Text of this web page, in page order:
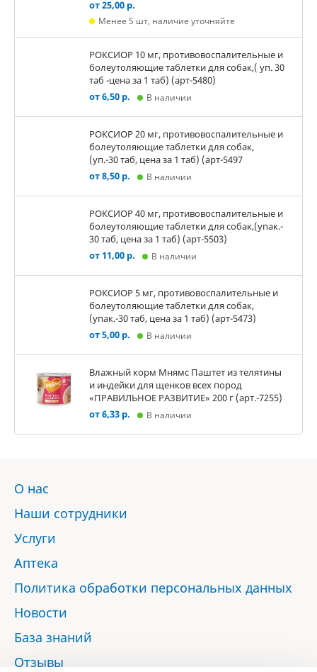
от 25,00 р.
Менее 5 шт, наличие уточняйте
РОКСИОР 10 мг, противовоспалительные и
болеутоляющие таблетки для собак,( уп. 30
таб -цена за 1 таб) (арт-5480)
от 6,50 р.
В наличии
РОКСИОР 20 мг, противовоспалительные и
болеутоляющие таблетки для собак,
(уп.-30 таб, цена за 1 таб) (арт-5497
от 8,50 р.
В наличии
РОКСИОР 40 мг, противовоспалительные и
болеутоляющие таблетки для собак,(упак.-
30 таб, цена за 1 таб) (арт-5503)
от 11,00 р.
В наличии
РОКСИОР 5 мг, противовоспалительные и
болеутоляющие таблетки для собак,
(упак.-30 таб, цена за 1 таб) (арт-5473)
от 5,00 р.
В наличии
Влажный корм Мнямс Паштет из телятины
и индейки для щенков всех пород
«ПРАВИЛЬНОЕ РАЗВИТИЕ» 200 г (арт.-7255)
от 6,33 р.
В наличии
О нас
Наши сотрудники
Услуги
Аптека
Политика обработки персональных данных
Новости
База знаний
Отзывы